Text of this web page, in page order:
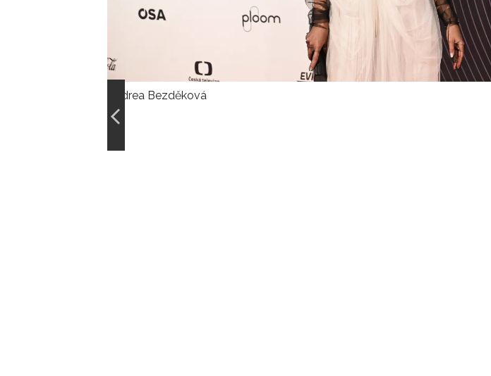
Andrea Bezděková